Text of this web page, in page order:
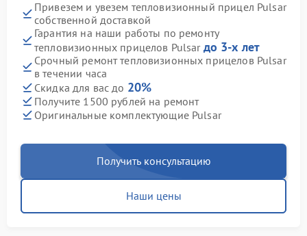
Привезем и увезем тепловизионный прицел Pulsar
собственной доставкой
Гарантия на наши работы по ремонту
тепловизионных прицелов Pulsar до 3-х лет
Срочный ремонт тепловизионных прицелов Pulsar
в течении часа
Скидка для вас до 20%
Получите 1500 рублей на ремонт
Оригинальные комплектующие Pulsar
Получить консультацию
Наши цены